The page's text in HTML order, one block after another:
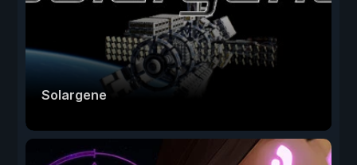
Solargene